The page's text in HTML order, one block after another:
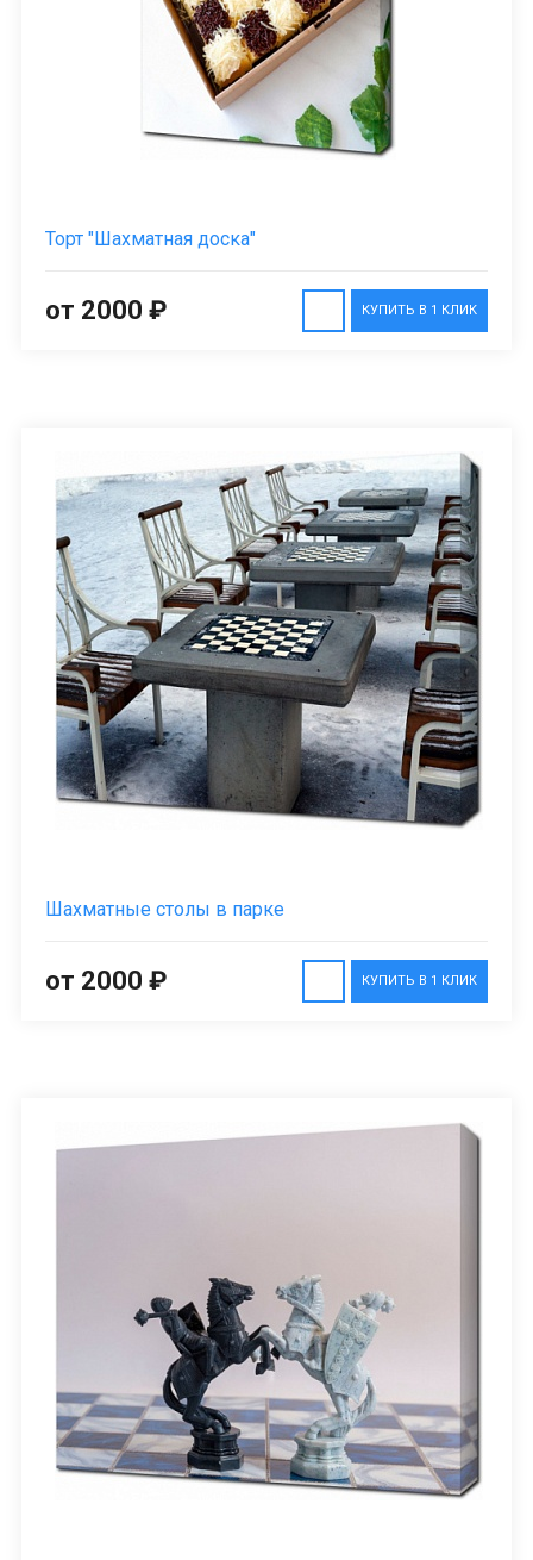
Торт "Шахматная доска"
КУПИТЬ В 1 КЛИК
от 2000 ₽
Шахматные столы в парке
КУПИТЬ В 1 КЛИК
от 2000 ₽